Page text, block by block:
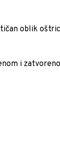
oblik
i